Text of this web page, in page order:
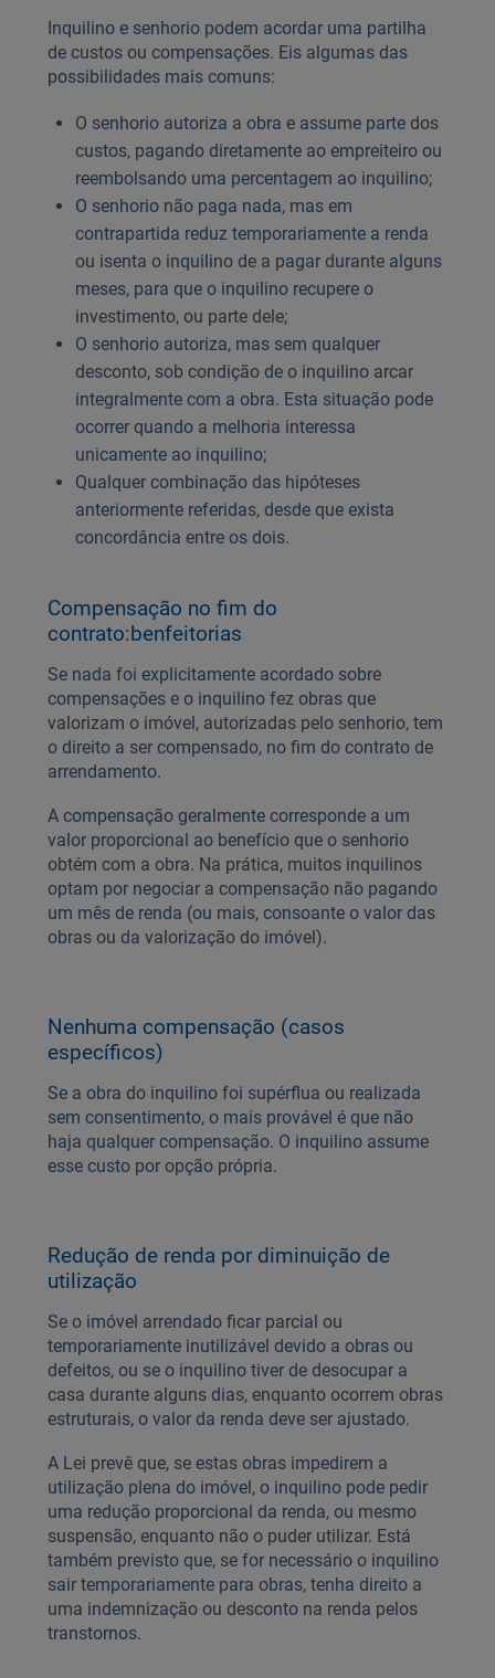
Inquilino e senhorio podem acordar uma partilha
de custos ou compensações. Eis algumas das
possibilidades mais comuns:
O senhorio autoriza a obra e assume parte dos
custos, pagando diretamente ao empreiteiro ou
reembolsando uma percentagem ao inquilino;
O senhorio não paga nada, mas em
contrapartida reduz temporariamente a renda
ou isenta o inquilino de a pagar durante alguns
meses, para que o inquilino recupere o
investimento, ou parte dele;
O senhorio autoriza, mas sem qualquer
desconto, sob condição de o inquilino arcar
integralmente com a obra. Esta situação pode
ocorrer quando a melhoria interessa
unicamente ao inquilino;
Qualquer combinação das hipóteses
anteriormente referidas, desde que exista
concordância entre os dois.
Compensação no fim do
contrato:benfeitorias
Se nada foi explicitamente acordado sobre
compensações e o inquilino fez obras que
valorizam o imóvel, autorizadas pelo senhorio, tem
o direito a ser compensado, no fim do contrato de
arrendamento.
A compensação geralmente corresponde a um
valor proporcional ao benefício que o senhorio
obtém com a obra. Na prática, muitos inquilinos
optam por negociar a compensação não pagando
um mês de renda (ou mais, consoante o valor das
obras ou da valorização do imóvel).
Nenhuma compensação (casos
específicos)
Se a obra do inquilino foi supérflua ou realizada
sem consentimento, o mais provável é que não
haja qualquer compensação. O inquilino assume
esse custo por opção própria.
Redução de renda por diminuição de
utilização
Se o imóvel arrendado ficar parcial ou
temporariamente inutilizável devido a obras ou
defeitos, ou se o inquilino tiver de desocupar a
casa durante alguns dias, enquanto ocorrem obras
estruturais, o valor da renda deve ser ajustado.
A Lei prevê que, se estas obras impedirem a
utilização plena do imóvel, o inquilino pode pedir
uma redução proporcional da renda, ou mesmo
suspensão, enquanto não o puder utilizar. Está
também previsto que, se for necessário o inquilino
sair temporariamente para obras, tenha direito a
uma indemnização ou desconto na renda pelos
transtornos.